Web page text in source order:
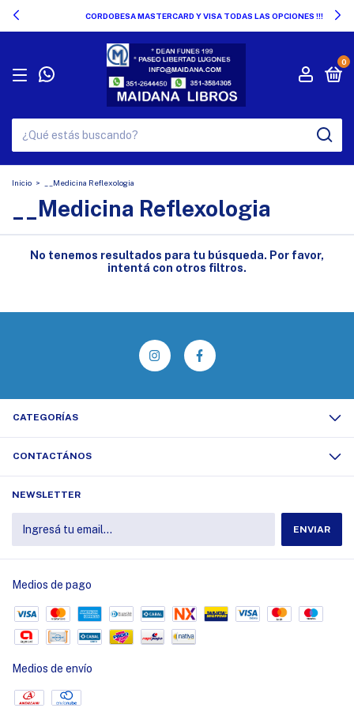
CORDOBESA MASTERCARD Y VISA TODAS LAS OPCIONES !!!
0
Inicio > __Medicina Reflexologia
__Medicina Reflexologia
No tenemos resultados para tu búsqueda. Por favor,
intentá con otros filtros.
CATEGORÍAS
CONTACTÁNOS
NEWSLETTER
Medios de pago
Medios de envío